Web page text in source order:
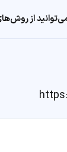
از روش‌های